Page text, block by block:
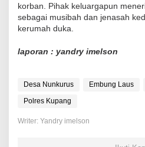
korban. Pihak keluargapun
sebagai musibah dan jenasah
kerumah duka.
laporan : yandry imelson
Desa Nunkurus Embung Laus
Polres Kupang
Writer: Yandry imelson